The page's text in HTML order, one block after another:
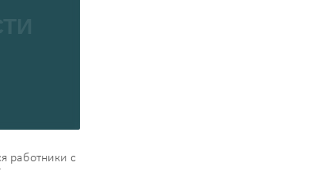
работники с